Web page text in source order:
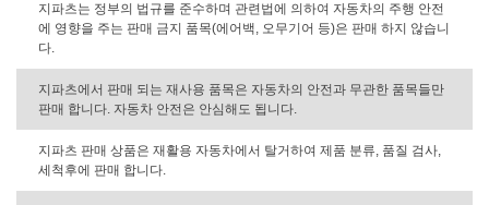
지파츠는 정부의 법규를 준수하며 관련법에 의하여 자동차의 주행 안전
에 영향을 주는 판매 금지 품목(에어백, 오무기어 등)은 판매 하지 않습니
다.
지파츠에서 판매 되는 재사용 품목은 자동차의 안전과 무관한 품목들만
판매 합니다. 자동차 안전은 안심해도 됩니다.
지파츠 판매 상품은 재활용 자동차에서 탈거하여 제품 분류, 품질 검사,
세척후에 판매 합니다.